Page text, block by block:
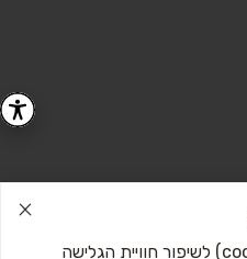
אנחנו משתמשים בעוגיות (cookies) לשיפור חוויית הגלישה